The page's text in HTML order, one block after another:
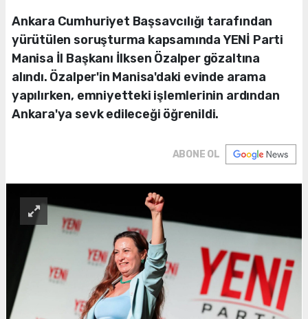
Ankara Cumhuriyet Başsavcılığı tarafından
yürütülen soruşturma kapsamında YENİ Parti
Manisa İl Başkanı İlksen Özalper gözaltına
alındı. Özalper'in Manisa'daki evinde arama
yapılırken, emniyetteki işlemlerinin ardından
Ankara'ya sevk edileceği öğrenildi.
ABONE OL